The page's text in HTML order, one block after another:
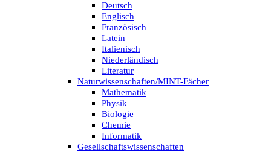
Deutsch
Englisch
Französisch
Latein
Italienisch
Niederländisch
Literatur
Naturwissenschaften/MINT-Fächer
Mathematik
Physik
Biologie
Chemie
Informatik
Gesellschaftswissenschaften